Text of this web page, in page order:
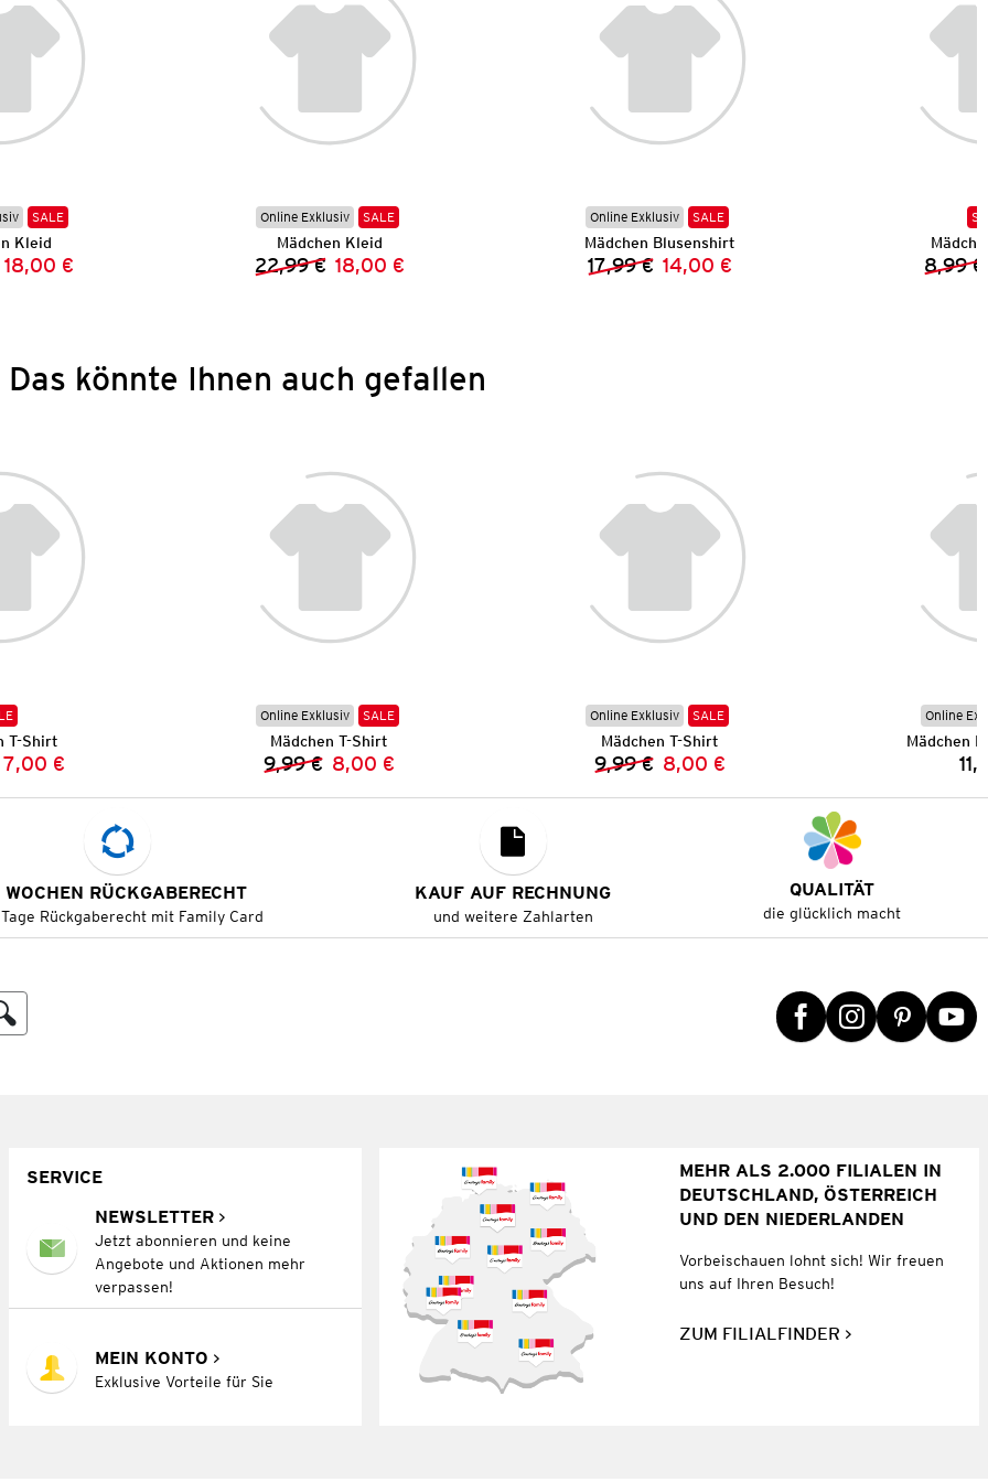
SALE
Kleid
Preis:
Preis:
18,00 €
Online Exklusiv SALE
Mädchen Kleid
Vorheriger Preis:
22,99 € Neuer Preis:
18,00 €
Online Exklusiv SALE
Mädchen Blusenshirt
Vorheriger Preis:
17,99 € Neuer Preis:
14,00 € 8,99 €
Das könnte Ihnen auch gefallen
T-Shirt
Preis:
Preis:
7,00 €
Online Exklusiv SALE
Mädchen T-Shirt
Vorheriger Preis:
9,99 € Neuer Preis:
8,00 €
Online Exklusiv SALE
Mädchen T-Shirt
Vorheriger Preis:
9,99 € Neuer Preis:
8,00 €
Online
Mädchen
RÜCKGABERECHT
Rückgaberecht mit Family Card
KAUF AUF RECHNUNG
und weitere Zahlarten
QUALITÄT
die glücklich macht
SERVICE
NEWSLETTER
Jetzt abonnieren und keine
Angebote und Aktionen mehr
verpassen!
MEIN KONTO
Exklusive Vorteile für Sie
MEHR ALS 2.000 FILIALEN IN
DEUTSCHLAND, ÖSTERREICH
UND DEN NIEDERLANDEN
Vorbeischauen lohnt sich! Wir freuen
uns auf Ihren Besuch!
ZUM FILIALFINDER